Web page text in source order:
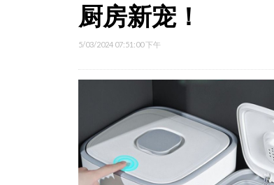
厨房新宠！
5/03/2024 07:51:00 下午